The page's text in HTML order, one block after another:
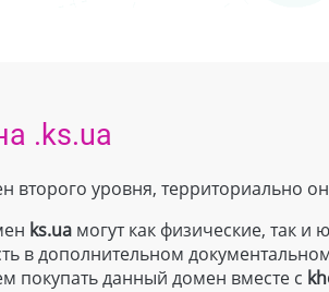
.ks.ua
второго уровня, территориально
ks.ua могут как физические, так и
в дополнительном
покупать данный домен вместе с